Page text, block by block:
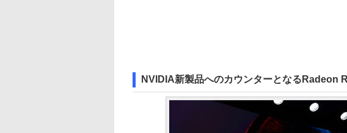
NVIDIA新製品へのカウンターとなるRadeon